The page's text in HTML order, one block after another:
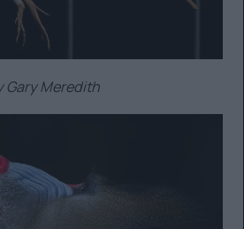
Gary Meredith